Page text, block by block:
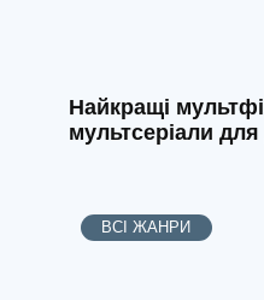
Найкращі
мультсеріали
ВСІ ЖАНРИ